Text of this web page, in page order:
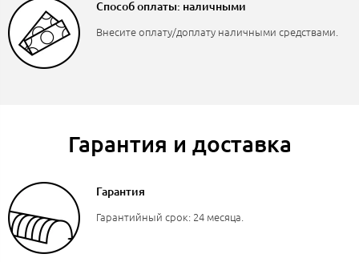
Способ оплаты: наличными
Внесите оплату/доплату наличными средствами.
Гарантия и доставка
Гарантия
Гарантийный срок: 24 месяца.